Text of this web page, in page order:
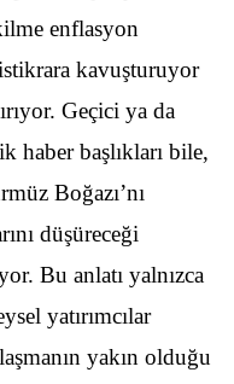
enflasyon
kavuşturuyor
Geçici ya da
haber başlıkları bile,
Boğazı’nı
düşüreceği
Bu anlatı yalnızca
yatırımcılar
yakın olduğu